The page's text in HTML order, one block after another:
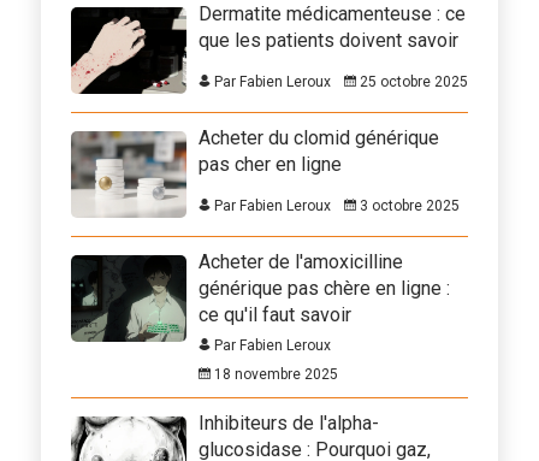
Dermatite médicamenteuse : ce
que les patients doivent savoir
Par Fabien Leroux 25 octobre 2025
Acheter du clomid générique
pas cher en ligne
Par Fabien Leroux 3 octobre 2025
Acheter de l'amoxicilline
générique pas chère en ligne :
ce qu'il faut savoir
Par Fabien Leroux
18 novembre 2025
Inhibiteurs de l'alpha-
glucosidase : Pourquoi gaz,